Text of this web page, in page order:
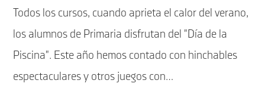
entrada:
entrada:
Todos los cursos, cuando aprieta el calor del verano,
los alumnos de Primaria disfrutan del "Día de la
Piscina". Este año hemos contado con hinchables
espectaculares y otros juegos con…